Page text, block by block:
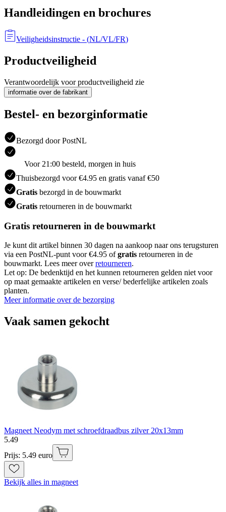
Handleidingen en brochures
Veiligheidsinstructie - (NL/VL/FR)
Productveiligheid
Verantwoordelijk voor productveiligheid zie
informatie over de fabrikant
Bestel- en bezorginformatie
Bezorgd door PostNL
Voor 21:00 besteld, morgen in huis
Thuisbezorgd voor €4.95 en gratis vanaf €50
Gratis bezorgd in de bouwmarkt
Gratis retourneren in de bouwmarkt
Gratis retourneren in de bouwmarkt
Je kunt dit artikel binnen 30 dagen na aankoop naar ons terugsturen
via een PostNL-punt voor €4.95 ofgratis retourneren in de
bouwmarkt. Lees meer overretourneren.
Let op: De bedenktijd en het kunnen retourneren gelden niet voor
op maat gemaakte artikelen en verse/ bederfelijke artikelen zoals
planten.
Meer informatie over de bezorging
Vaak samen gekocht
Magneet Neodym met schroefdraadbus zilver 20x13mm
5.49
Prijs: 5.49 euro
Bekijk alles in magneet